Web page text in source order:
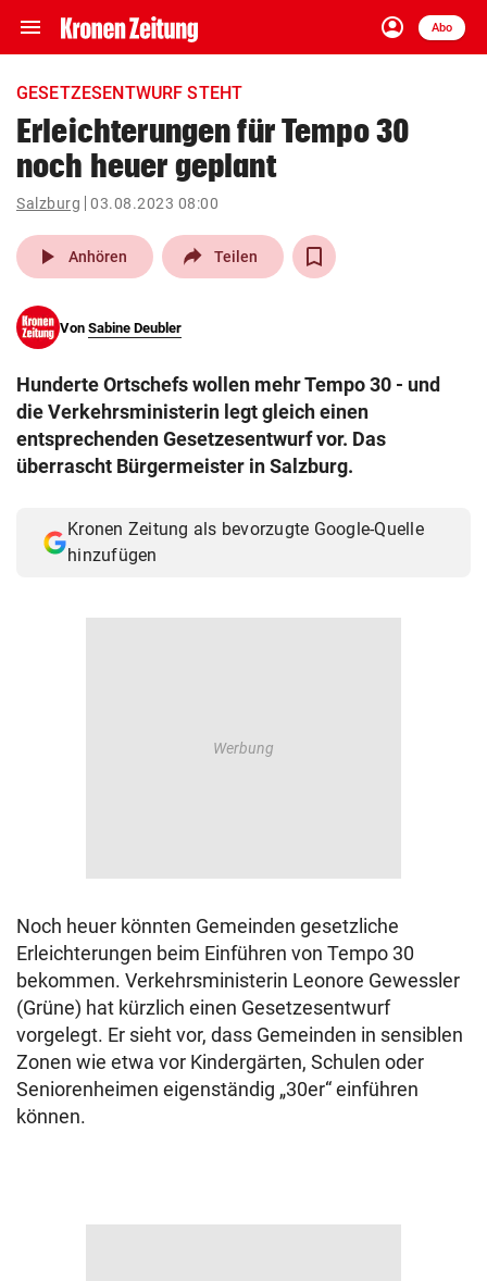
menu Navigation
ein-/ausklappen
account_circle
Anmelden
Abo
close Schließen
account_circle Anmelden
pin_drop
Wien arrow_right
search
eingeben
Muthgasse 2, 1190 Wien
GESETZESENTWURF STEHT
Erleichterungen für Tempo 30
noch heuer geplant
Salzburg 03.08.2023 08:00
play_arrow Anhören Teilen
Von Sabine Deubler
Hunderte Ortschefs wollen mehr Tempo 30 - und
die Verkehrsministerin legt gleich einen
entsprechenden Gesetzesentwurf vor. Das
überrascht Bürgermeister in Salzburg.
Kronen Zeitung als bevorzugte Google-Quelle
hinzufügen
Noch heuer könnten Gemeinden gesetzliche
Erleichterungen beim Einführen von Tempo 30
bekommen. Verkehrsministerin Leonore Gewessler
(Grüne) hat kürzlich einen Gesetzesentwurf
vorgelegt. Er sieht vor, dass Gemeinden in sensiblen
Zonen wie etwa vor Kindergärten, Schulen oder
Seniorenheimen eigenständig „30er“ einführen
können.